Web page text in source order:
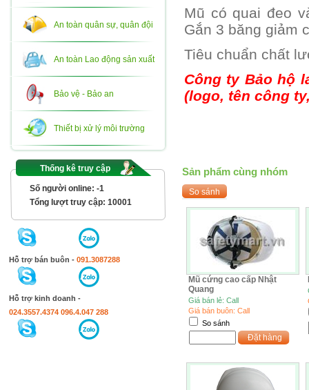
An toàn quân sự, quân đội
An toàn Lao động sản xuất
Bảo vệ - Bảo an
Thiết bị xử lý môi trường
Thống kê truy cập
Số người online: -1
Tổng lượt truy cập: 10001
Hỗ trợ bán buôn - 091.3087288
Hỗ trợ kinh doanh -
024.3557.4374 096.4.047 288
Mũ có quai đeo
Gắn 3 băng giảm
Tiêu chuẩn chất
Công ty Bảo hộ
(logo, tên công
Sản phẩm cùng nhóm
Mũ cứng cao cấp Nhật
Quang
Giá bán lẻ: Call
Giá bán buôn: Call
So sánh
Đặt hàng